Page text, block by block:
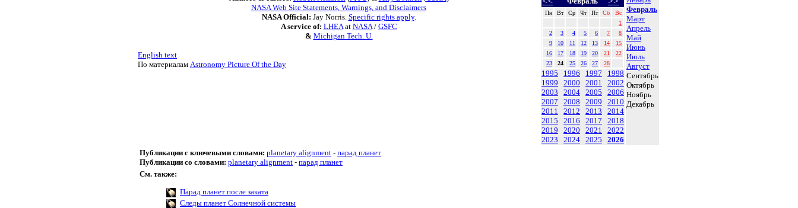
Пн Вт Ср Чт Пт Сб
Вс
1
2
3 4 5 6 7
8
9
10 11 12 13 14
15
16
17 18 19 20 21
22
23
24 25 26 27 28
1995 1996 1997
1998
1999
2000 2001
2002
2003
2004 2005
2006
2007
2008 2009
2010
2011
2012 2013
2014
2015
2016 2017
2018
2019
2020 2021
2022
2023
2024 2025 2026
Февраль
Март
Апрель
Май
Июнь
Июль
Август
Сентябрь
Октябрь
Ноябрь
Декабрь
NASA Web Site Statements, Warnings, and Disclaimers
NASA Official: Jay Norris. Specific rights apply.
A service of: LHEAat NASA/ GSFC
& Michigan Tech. U.
English text
По материалам Astronomy Picture Of the Day
Публикации с ключевыми словами: planetary alignment - парад планет
Публикации со словами: planetary alignment - парад планет
См. также:
Парад планет после заката
Следы планет Солнечной системы